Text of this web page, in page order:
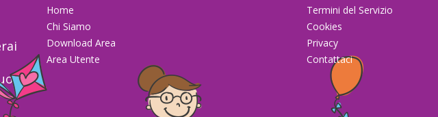
Home
Chi Siamo
Download Area
Area Utente
Termini del Servizio
Cookies
Privacy
Contattaci